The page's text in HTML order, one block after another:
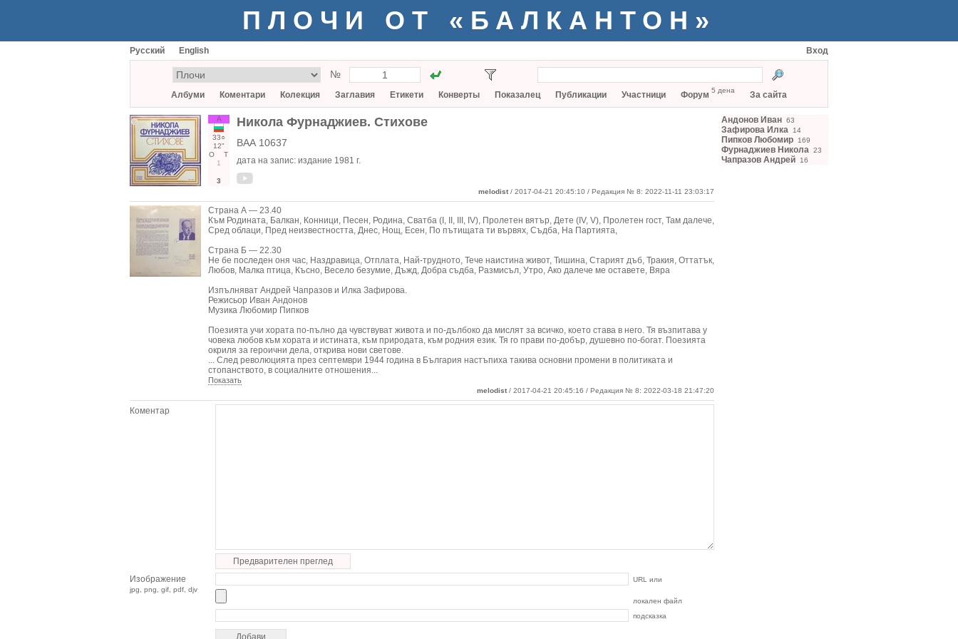
ПЛОЧИ ОТ «БАЛКАНТОН»
Русский English Вход
№
Албуми Коментари Колекция Заглавия Етикети Конверты Показалец Публикации Участници Форум 5 дена За сайта
А
33○
12"
О
Т
1
3
Никола Фурнаджиев. Стихове
ВАА 10637
дата на запис: издание 1981 г.
melodist / 2017-04-21 20:45:10 / Редакция № 8: 2022-11-11 23:03:17
Страна А — 23.40
Към Родината, Балкан, Конници, Песен, Родина, Сватба (I, II, III, IV), Пролетен вятър, Дете (IV, V), Пролетен гост, Там далече,
Сред облаци, Пред неизвестността, Днес, Нощ, Есен, По пътищата ти вървях, Съдба, На Партията,
Страна Б — 22.30
Не бе последен оня час, Наздравица, Отплата, Най-трудното, Тече наистина живот, Тишина, Старият дъб, Тракия, Оттатък,
Любов, Малка птица, Късно, Весело безумие, Дъжд, Добра съдба, Размисъл, Утро, Ако далече ме оставете, Вяра
Изпълняват Андрей Чапразов и Илка Зафирова.
Режисьор Иван Андонов
Музика Любомир Пипков
Поезията учи хората по-пълно да чувствуват живота и по-дълбоко да мислят за всичко, което става в него. Тя възпитава у
човека любов към хората и истината, към природата, към родния език. Тя го прави по-добър, душевно по-богат. Поезията
окриля за героични дела, открива нови светове.
... След революцията през септември 1944 година в България настъпиха такива основни промени в политиката и
стопанството, в социалните отношения...
Показать
melodist / 2017-04-21 20:45:16 / Редакция № 8: 2022-03-18 21:47:20
Коментар
Предварителен преглед
Изображение
jpg, png, gif, pdf, djv
URL или
локален файл
подсказка
Андонов Иван 63
Зафирова Илка 14
Пипков Любомир 169
Фурнаджиев Никола 23
Чапразов Андрей 16